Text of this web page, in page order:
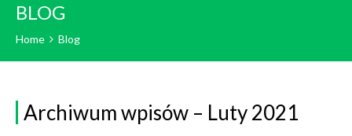
BLOG
Home Blog
Archiwum wpisów – Luty 2021